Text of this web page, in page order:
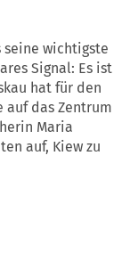
seine wichtigste
Signal: Es ist
hat für den
auf das Zentrum
Maria
auf, Kiew zu